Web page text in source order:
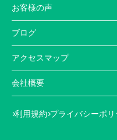
お客様の声
ブログ
アクセスマップ
会社概要
利用規約 プライバシーポリ